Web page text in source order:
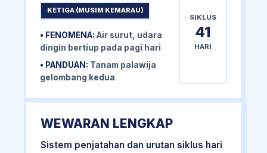
KETIGA (MUSIM KEMARAU)
• FENOMENA: Air surut, udara
dingin bertiup pada pagi hari
• PANDUAN: Tanam palawija
gelombang kedua
SIKLUS
41
HARI
WEWARAN LENGKAP
Sistem penjatahan dan urutan siklus hari